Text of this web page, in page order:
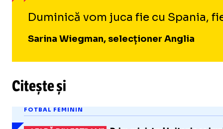
Duminică vom juca fie cu Spania,
Sarina Wiegman, selecționer Anglia
Citește și
FOTBAL FEMININ